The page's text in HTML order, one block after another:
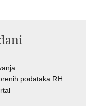
podataka RH